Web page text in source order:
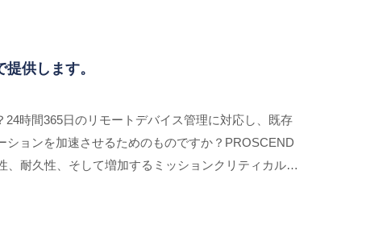
供します。
時間365日のリモートデバイス管理に対応し、既存
ョンを加速させるためのものですか？PROSCEND
耐久性、そして増加するミッションクリティカルな